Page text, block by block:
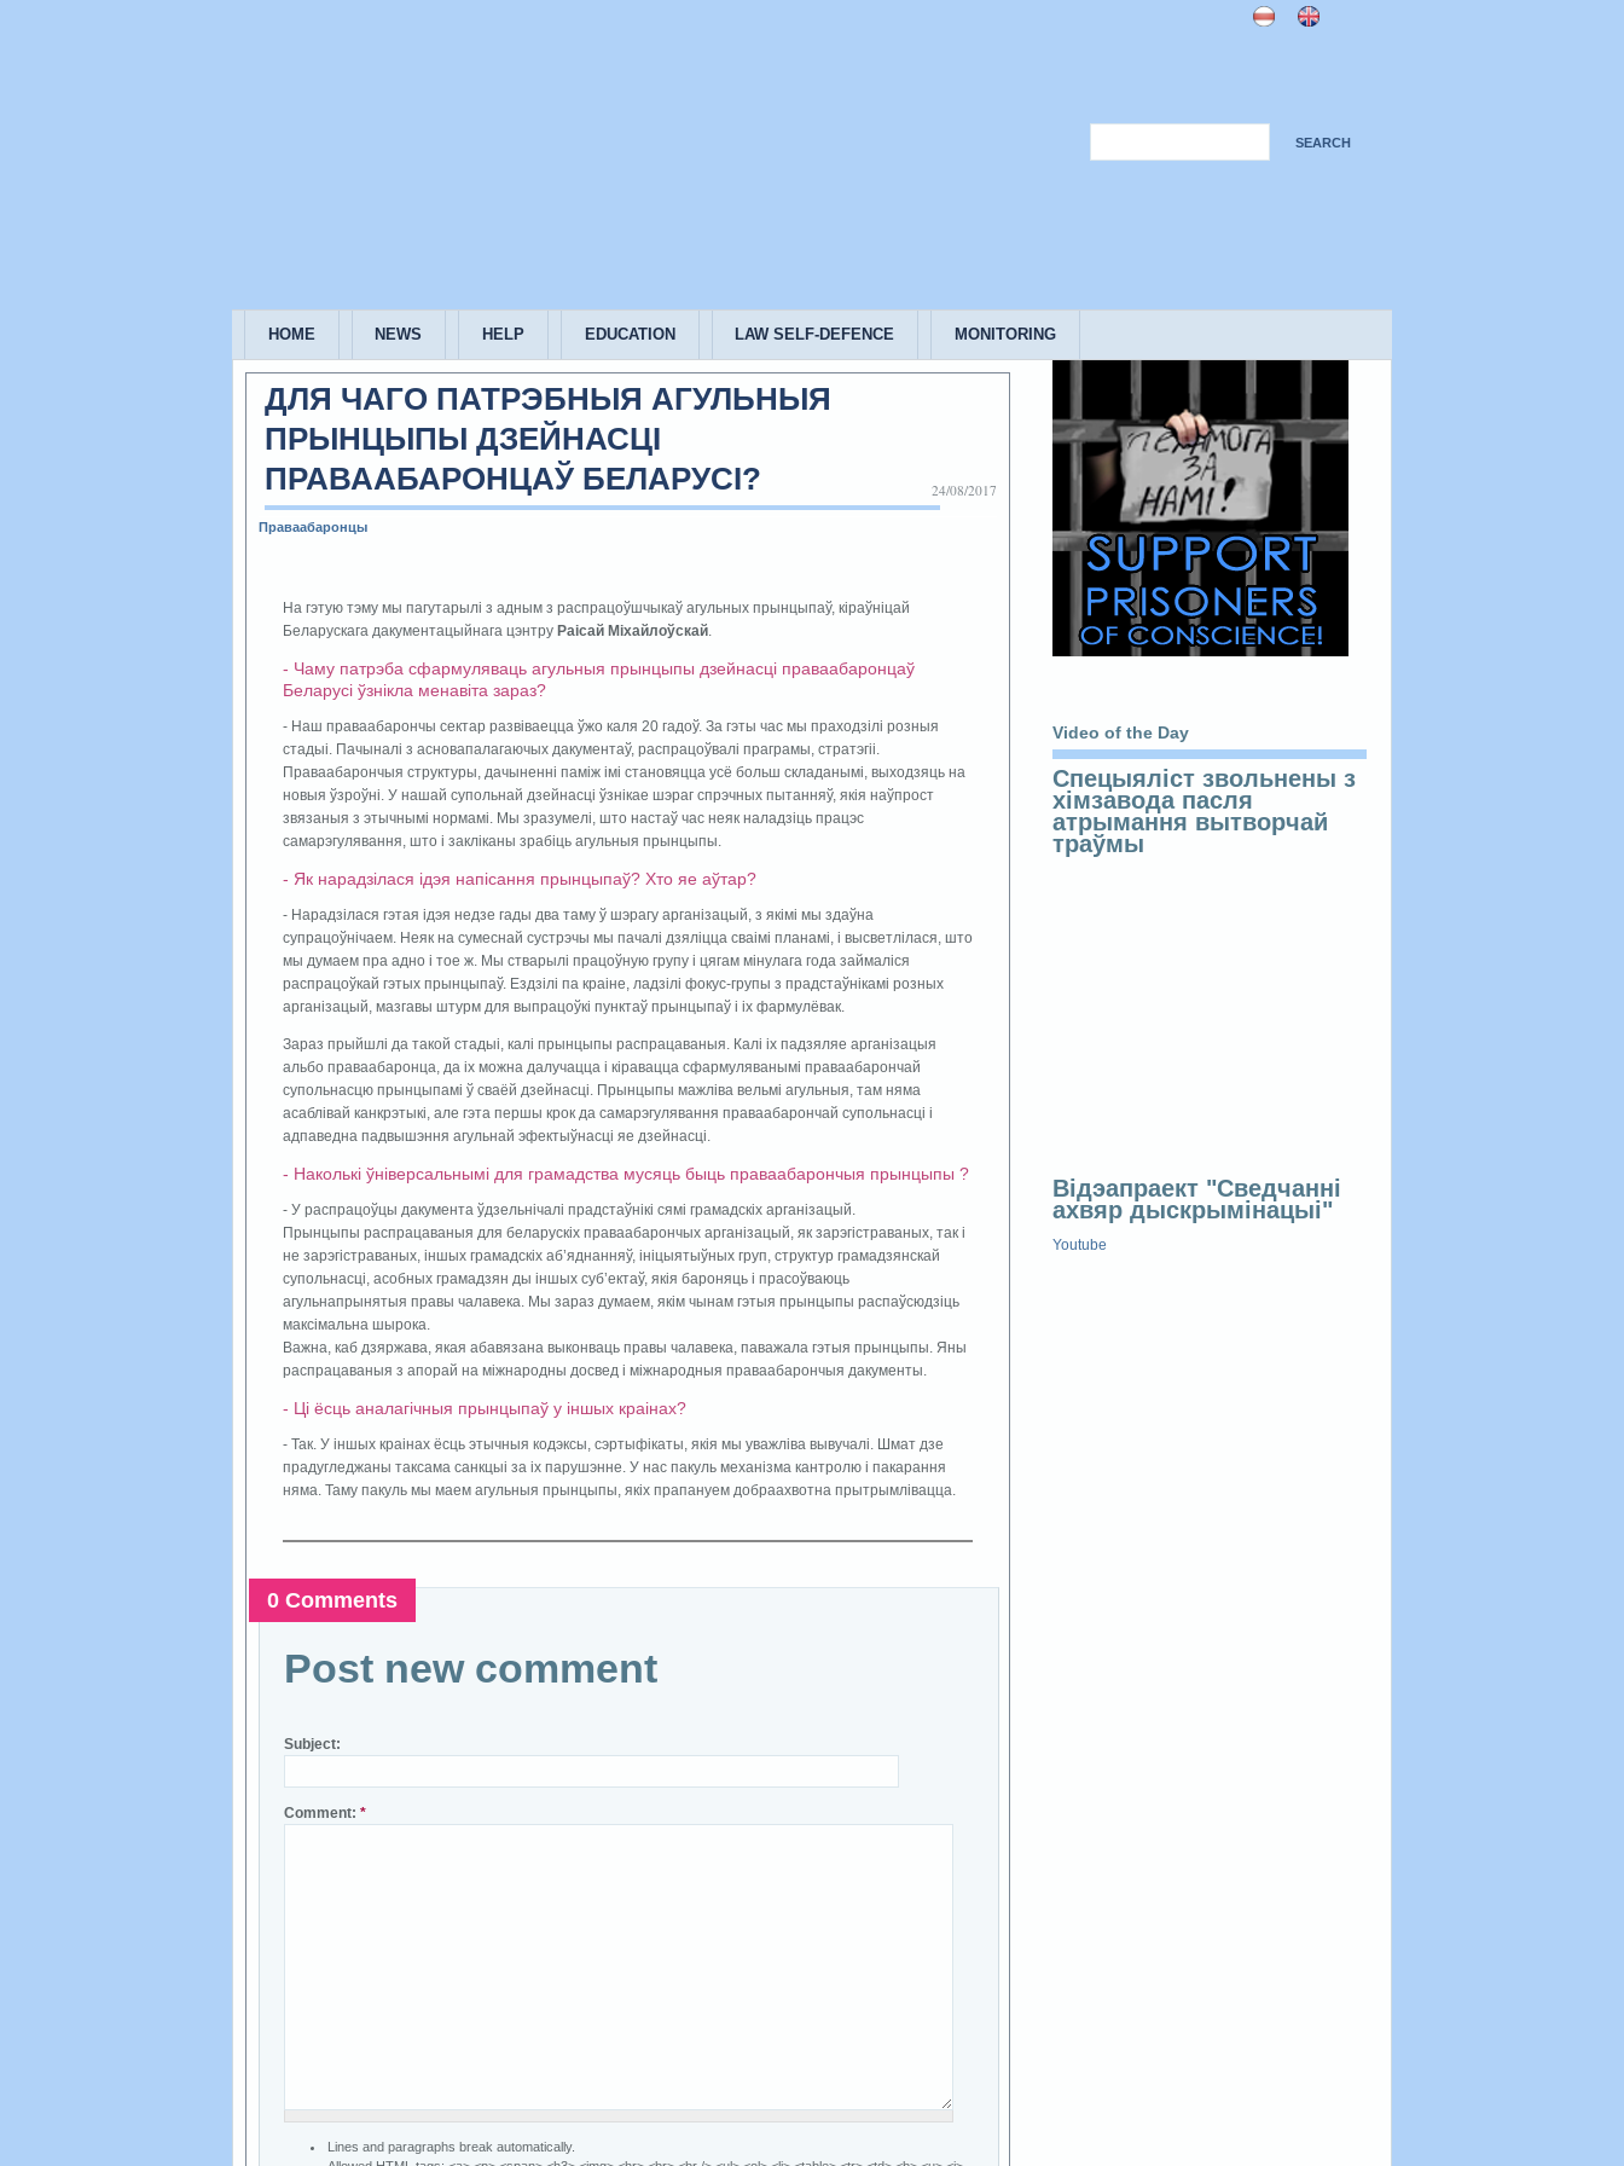
HOME NEWS HELP EDUCATION LAW SELF-DEFENCE MONITORING
ДЛЯ ЧАГО ПАТРЭБНЫЯ АГУЛЬНЫЯ
ПРЫНЦЫПЫ ДЗЕЙНАСЦІ
ПРАВААБАРОНЦАЎ БЕЛАРУСІ?
24/08/2017
Праваабаронцы
На гэтую тэму мы пагутарылі з адным з распрацоўшчыкаў агульных прынцыпаў, кіраўніцай
Беларускага дакументацыйнага цэнтру Раісай Міхайлоўскай
- Чаму патрэба сфармуляваць агульныя прынцыпы дзейнасці праваабаронцаў
Беларусі ўзнікла менавіта зараз?
- Наш праваабарончы сектар развіваецца ўжо каля 20 гадоў. За гэты час мы праходзілі розныя
стадыі. Пачыналі з асновапалагаючых дакументаў, распрацоўвалі праграмы, стратэгіі.
Праваабарончыя структуры, дачыненні паміж імі становяцца усё больш складанымі, выходзяць на
новыя ўзроўні. У нашай супольнай дзейнасці ўзнікае шэраг спрэчных пытанняў, якія наўпрост
звязаныя з этычнымі нормамі. Мы зразумелі, што настаў час неяк наладзіць працэс
самарэгулявання, што і закліканы зрабіць агульныя прынцыпы.
- Як нарадзілася ідэя напісання прынцыпаў? Хто яе аўтар?
- Нарадзілася гэтая ідэя недзе гады два таму ў шэрагу арганізацый, з якімі мы здаўна
супрацоўнічаем. Неяк на сумеснай сустрэчы мы пачалі дзяліцца сваімі планамі, і высветлілася, што
мы думаем пра адно і тое ж. Мы стварылі працоўную групу і цягам мінулага года займаліся
распрацоўкай гэтых прынцыпаў. Ездзілі па краіне, ладзілі фокус-групы з прадстаўнікамі розных
арганізацый, мазгавы штурм для выпрацоўкі пунктаў прынцыпаў і іх фармулёвак.
Зараз прыйшлі да такой стадыі, калі прынцыпы распрацаваныя. Калі іх падзяляе арганізацыя
альбо праваабаронца, да іх можна далучацца і кіравацца сфармуляванымі праваабарончай
супольнасцю прынцыпамі ў сваёй дзейнасці. Прынцыпы мажліва вельмі агульныя, там няма
асаблівай канкрэтыкі, але гэта першы крок да самарэгулявання праваабарончай супольнасці і
адпаведна падвышэння агульнай эфектыўнасці яе дзейнасці.
- Наколькі ўніверсальнымі для грамадства мусяць быць праваабарончыя прынцыпы ?
- У распрацоўцы дакумента ўдзельнічалі прадстаўнікі сямі грамадскіх арганізацый.
Прынцыпы распрацаваныя для беларускіх праваабарончых арганізацый, як зарэгістраваных, так і
не зарэгістраваных, іншых грамадскіх аб’яднанняў, ініцыятыўных груп, структур грамадзянскай
супольнасці, асобных грамадзян ды іншых суб’ектаў, якія бароняць і прасоўваюць
агульнапрынятыя правы чалавека. Мы зараз думаем, якім чынам гэтыя прынцыпы распаўсюдзіць
максімальна шырока.
Важна, каб дзяржава, якая абавязана выконваць правы чалавека, паважала гэтыя прынцыпы. Яны
распрацаваныя з апорай на міжнародны досвед і міжнародныя праваабарончыя дакументы.
- Ці ёсць аналагічныя прынцыпаў у іншых краінах?
- Так. У іншых краінах ёсць этычныя кодэксы, сэртыфікаты, якія мы уважліва вывучалі. Шмат дзе
прадугледжаны таксама санкцыі за іх парушэнне. У нас пакуль механізма кантролю і пакарання
няма. Таму пакуль мы маем агульныя прынцыпы, якіх прапануем добраахвотна прытрымлівацца.
0 Comments
Post new comment
Subject:
Comment: *
Lines and paragraphs break automatically.
Video of the Day
Спецыяліст звольнены з
хімзавода пасля
атрымання вытворчай
траўмы
Відэапраект "Сведчанні
ахвяр дыскрымінацыі"
Youtube